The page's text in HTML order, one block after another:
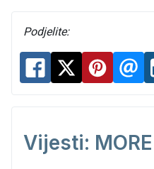
Podjelite:
Vijesti: MORE